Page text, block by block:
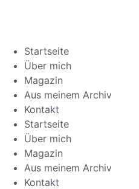
Startseite
Über mich
Magazin
Aus meinem Archiv
Kontakt
Startseite
Über mich
Magazin
Aus meinem Archiv
Kontakt